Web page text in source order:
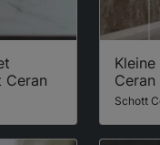
Ceran
Ceran
Schott